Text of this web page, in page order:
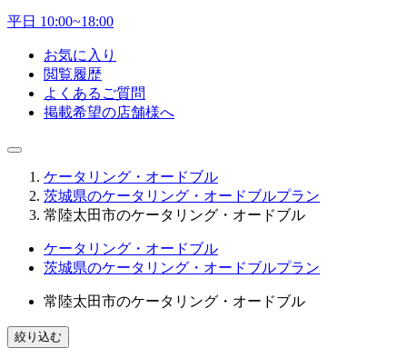
平日 10:00~18:00
お気に入り
閲覧履歴
よくあるご質問
掲載希望の店舗様へ
ケータリング・オードブル
茨城県のケータリング・オードブルプラン
常陸太田市のケータリング・オードブル
ケータリング・オードブル
茨城県のケータリング・オードブルプラン
常陸太田市のケータリング・オードブル
絞り込む